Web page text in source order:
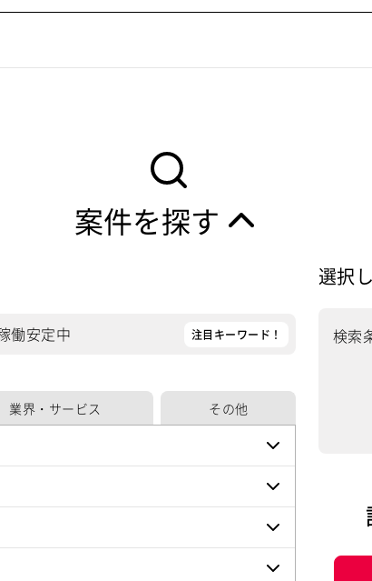
案件を探す
働安定中
業界・サービス その他
選択
検索